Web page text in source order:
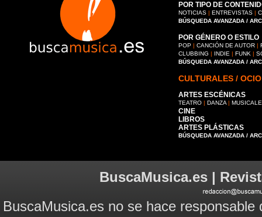
POR TIPO DE
NOTICIAS | ENTREVISTAS |
BÚSQUEDA AVANZADA /
POR GÉNERO O ESTILO
POP | CANCIÓN DE AUTOR |
CLUBBING | INDIE | FUNK |
BÚSQUEDA AVANZADA /
CULTURALES / OCIO
ARTES ESCÉNICAS
TEATRO | DANZA |
CINE
LIBROS
ARTES PLÁSTICAS
BÚSQUEDA AVANZADA /
BuscaMusica.es |
BuscaMusica.es no se hace